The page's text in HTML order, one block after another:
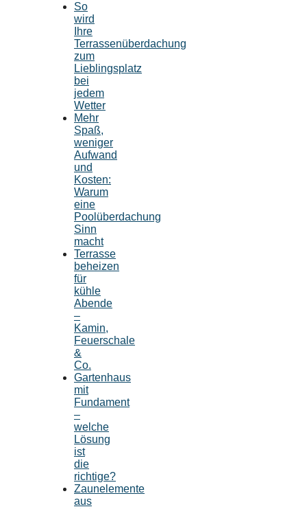
So
wird
Ihre
Terrassenüberdachung
zum
Lieblingsplatz
bei
jedem
Wetter
Mehr
Spaß,
weniger
Aufwand
und
Kosten:
Warum
eine
Poolüberdachung
Sinn
macht
Terrasse
beheizen
für
kühle
Abende
–
Kamin,
Feuerschale
&
Co.
Gartenhaus
mit
Fundament
–
welche
Lösung
ist
die
richtige?
Zaunelemente
aus